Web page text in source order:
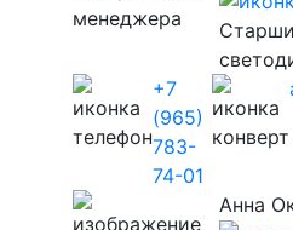
+7
(965)
783-
74-01
Анна